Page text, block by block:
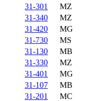
31-301
MZ
31-340
MZ
31-420
MG
31-730
MS
31-130
MB
31-330
MZ
31-401
MG
31-107
MB
31-201
MC